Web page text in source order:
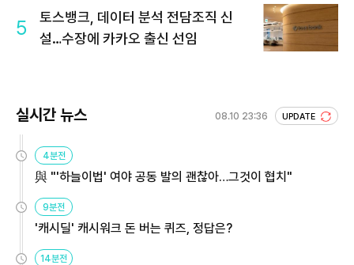
5
토스뱅크, 데이터 분석 전담조직 신
설…수장에 카카오 출신 선임
실시간 뉴스 08.10 23:36 UPDATE
4분전
與 "'하늘이법' 여야 공동 발의 괜찮아…그것이 협치"
9분전
'캐시딜' 캐시워크 돈 버는 퀴즈, 정답은?
14분전